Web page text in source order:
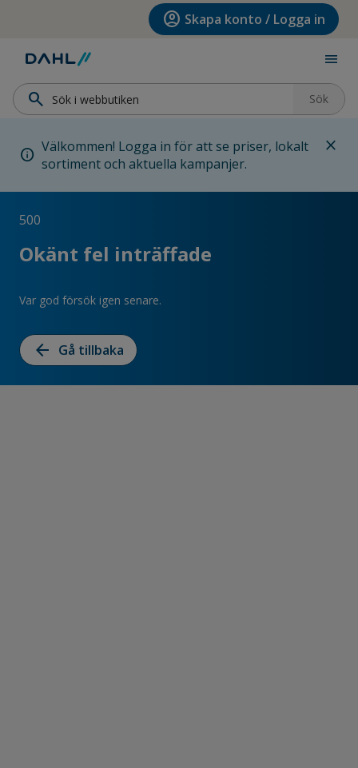
Hoppa till huvudinnehållet account_circle Skapa konto / Logga in
menu
search Sök
info Välkommen! Logga in för att se priser, lokalt
sortiment och aktuella kampanjer.
close
500
Okänt fel inträffade
Var god försök igen senare.
arrow_back Gå tillbaka